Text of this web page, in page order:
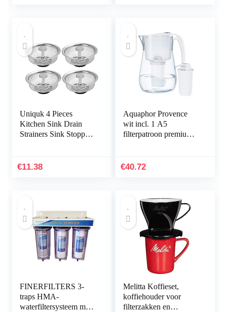
Uniquk 4 Pieces
Kitchen Sink Drain
Strainers Sink Stopper
Clogging Mesh
€11.38
Aquaphor Provence
wit incl. 1 A5
filterpatroon premium
van kalk, chloor en…
€40.72
FINERFILTERS 3-
traps HMA-
waterfiltersysteem met
Melitta Koffieset,
koffiehouder voor
filterzakken en